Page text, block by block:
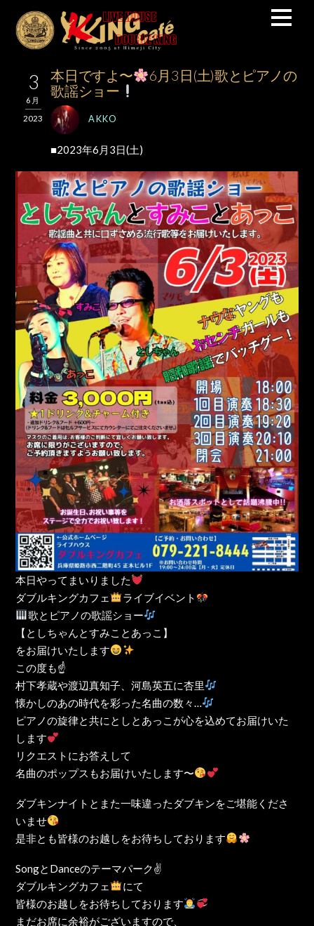
3
6月
2023
本日ですよ〜
6月3日(土)歌とピアノの
歌謡ショー
AKKO
■2023年6月3日(土)
本日やってまいりました
ダブルキングカフェ
ライブイベント
歌とピアノの歌謡ショー
【としちゃんとすみことあっこ】
をお届けいたします
この度も☝️
村下孝蔵や渡辺真知子、河島英五に杏里
懐かしのあの時代を彩った名曲の数々…
ピアノの旋律と共にとしとあっこが心を込めてお届けいた
します
リクエストにお答えして
名曲のポップスもお届けいたします〜
ダブキンナイトとまた一味違ったダブキンをご堪能くださ
いませ
是非とも皆様のお越しをお待ちしております
SongとDanceのテーマパーク✌️
ダブルキングカフェ
にて
皆様のお越しをお待ちしております
まだお席に余裕がございますので、